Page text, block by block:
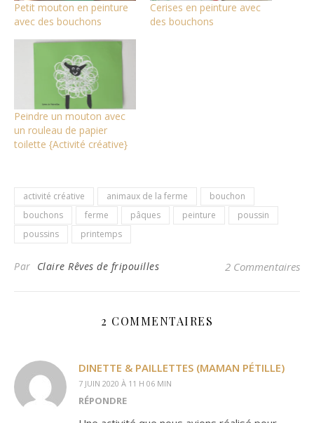
Petit mouton en peinture
avec des bouchons
Cerises en peinture avec
des bouchons
Peindre un mouton avec
un rouleau de papier
toilette {Activité créative}
activité créative animaux de la ferme
bouchon
bouchons
ferme pâques peinture
poussin
poussins
printemps
Par Claire Rêves de fripouilles 2 Commentaires
2 COMMENTAIRES
DINETTE & PAILLETTES (MAMAN PÉTILLE)
7 JUIN 2020 À 11 H 06 MIN
RÉPONDRE